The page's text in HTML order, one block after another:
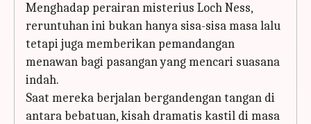
Menghadap perairan misterius Loch Ness,
reruntuhan ini bukan hanya sisa-sisa masa lalu
tetapi juga memberikan pemandangan
menawan bagi pasangan yang mencari suasana
indah.
Saat mereka berjalan bergandengan tangan di
antara bebatuan, kisah dramatis kastil di masa